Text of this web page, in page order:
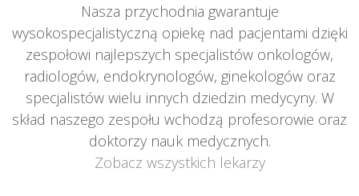
Nasza przychodnia gwarantuje
wysokospecjalistyczną opiekę nad pacjentami dzięki
zespołowi najlepszych specjalistów onkologów,
radiologów, endokrynologów, ginekologów oraz
specjalistów wielu innych dziedzin medycyny. W
skład naszego zespołu wchodzą profesorowie oraz
doktorzy nauk medycznych.
Zobacz wszystkich lekarzy